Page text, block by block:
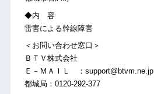
◆内 容
雷害による幹線障害
＜お問い合わせ窓口＞
ＢＴＶ株式会社
Ｅ－ＭＡＩＬ ：support@btvm.ne.jp
都城局：0120-292-377